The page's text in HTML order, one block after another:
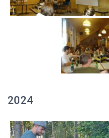
2024